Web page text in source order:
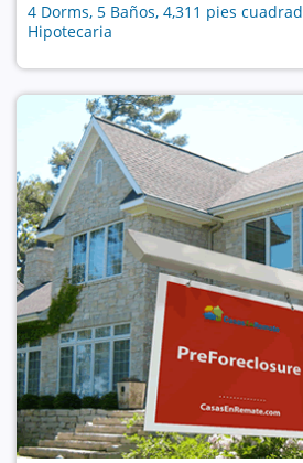
4 Dorms, 5 Baños, 4,311 pies
Hipotecaria